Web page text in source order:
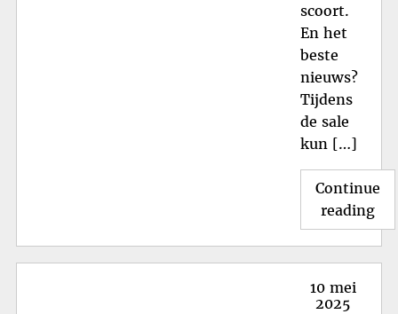
scoort.
En het
beste
nieuws?
Tijdens
de sale
kun […]
Continue
reading
Air
Posted
on
10 mei
2025